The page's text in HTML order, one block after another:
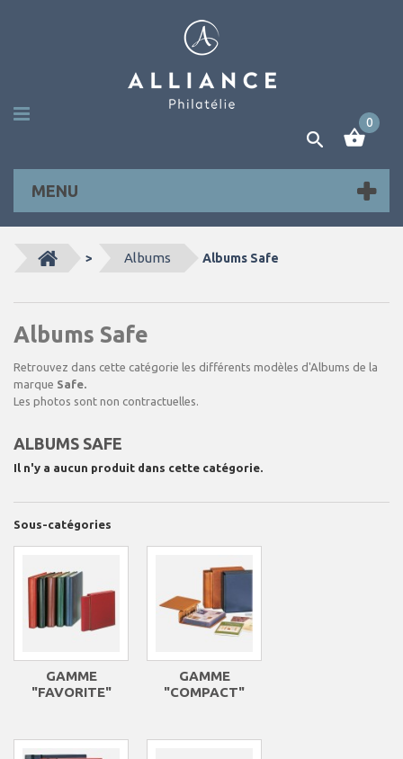
0
MENU
Albums
> Albums Safe
Albums Safe
Retrouvez dans cette catégorie les différents modèles d'Albums de la
marque Safe.
Les photos sont non contractuelles.
ALBUMS SAFE
Il n'y a aucun produit dans cette catégorie.
Sous-catégories
GAMME
"FAVORITE"
GAMME
"COMPACT"